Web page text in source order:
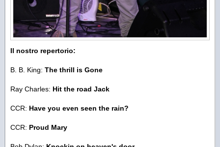
Il nostro repertorio:
B. B. King: The thrill is Gone
Ray Charles: Hit the road Jack
CCR: Have you even seen the rain?
CCR: Proud Mary